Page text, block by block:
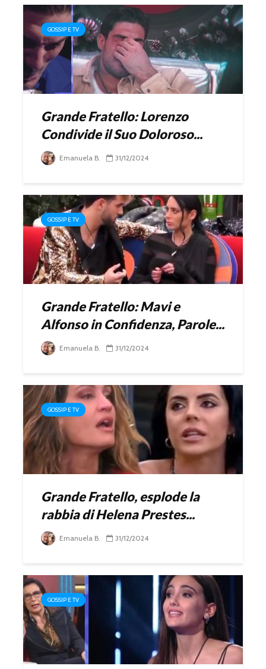
GOSSIP E TV
Grande Fratello: Lorenzo
Condivide il Suo Doloroso...
Emanuela B. 31/12/2024
GOSSIP E TV
Grande Fratello: Mavi e
Alfonso in Confidenza, Parole...
Emanuela B. 31/12/2024
GOSSIP E TV
Grande Fratello, esplode la
rabbia di Helena Prestes...
Emanuela B. 31/12/2024
GOSSIP E TV